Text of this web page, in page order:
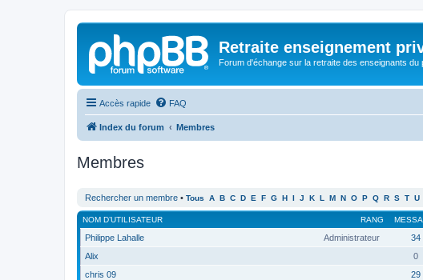
Retraite enseignement
Forum d'échange sur la retraite des enseignants du
Accès rapide FAQ
Index du forum Membres
Membres
Rechercher un membre • Tous A B C D E F G H I J K L M N O P Q R S T U
RANG
NOM D’UTILISATEUR
Administrateur
Philippe Lahalle 34
Alix
0
chris 09
29